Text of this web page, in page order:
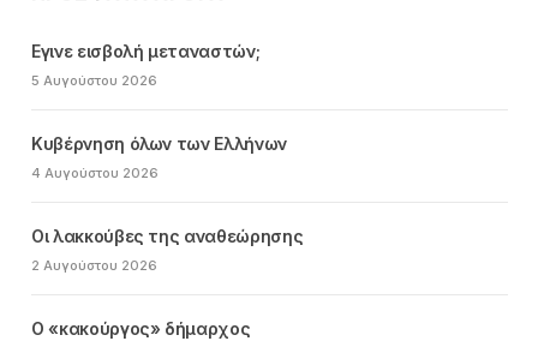
Εγινε εισβολή μεταναστών;
5 Αυγούστου 2026
Κυβέρνηση όλων των Ελλήνων
4 Αυγούστου 2026
Οι λακκούβες της αναθεώρησης
2 Αυγούστου 2026
Ο «κακούργος» δήμαρχος